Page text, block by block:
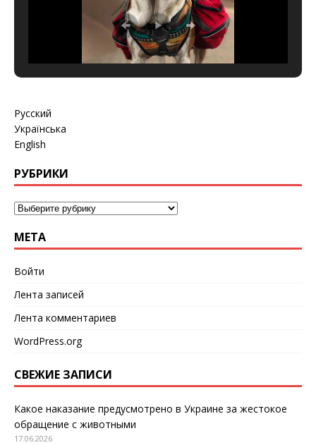
Русский
Українська
English
РУБРИКИ
МЕТА
Войти
Лента записей
Лента комментариев
WordPress.org
СВЕЖИЕ ЗАПИСИ
Какое наказание предусмотрено в Украине за жестокое
обращение с животными
17.06.2026